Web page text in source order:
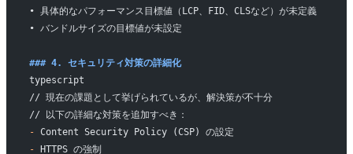
• 具体的なパフォーマンス目標値（LCP、FID、CLSなど）が未定義
• バンドルサイズの目標値が未設定
### 4. セキュリティ対策の詳細化
typescript
// 現在の課題として挙げられているが、解決策が不十分
// 以下の詳細な対策を追加すべき：
- Content Security Policy (CSP) の設定
- HTTPS の強制